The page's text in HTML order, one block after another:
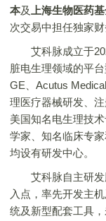
本及 上海生物医药
次交易中担任独家财
艾科脉成立于
脏电生理领域的平
GE、Acutus
理医疗器械研发、
美国知名电生理技
学家、知名临床专
均设有研发中心。
艾科脉自主研发
入点，率先开发主
统及新型配套工具